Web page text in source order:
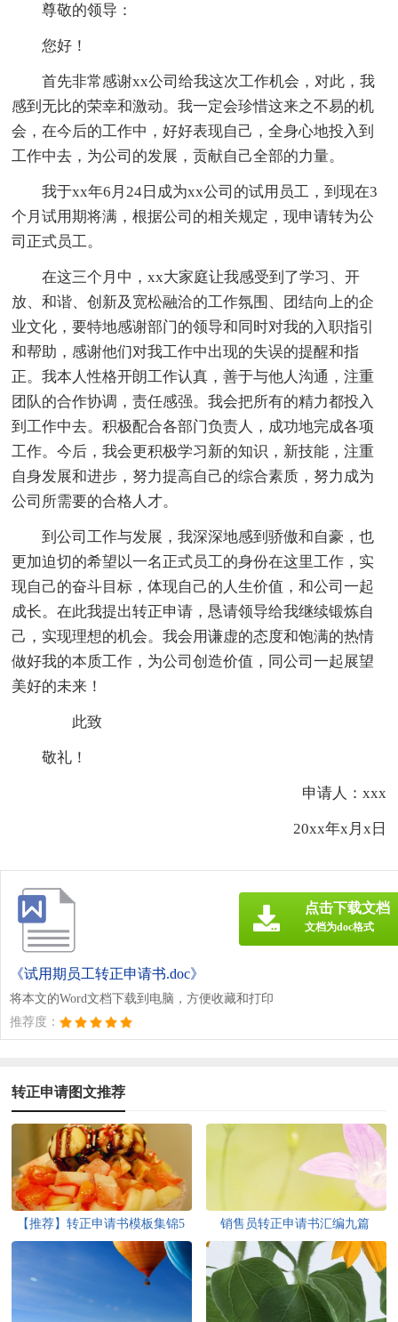
尊敬的领导：
您好！
首先非常感谢xx公司给我这次工作机会，对此，我
感到无比的荣幸和激动。我一定会珍惜这来之不易的机
会，在今后的工作中，好好表现自己，全身心地投入到
工作中去，为公司的发展，贡献自己全部的力量。
我于xx年6月24日成为xx公司的试用员工，到现在3
个月试用期将满，根据公司的相关规定，现申请转为公
司正式员工。
在这三个月中，xx大家庭让我感受到了学习、开
放、和谐、创新及宽松融洽的工作氛围、团结向上的企
业文化，要特地感谢部门的领导和同时对我的入职指引
和帮助，感谢他们对我工作中出现的失误的提醒和指
正。我本人性格开朗工作认真，善于与他人沟通，注重
团队的合作协调，责任感强。我会把所有的精力都投入
到工作中去。积极配合各部门负责人，成功地完成各项
工作。今后，我会更积极学习新的知识，新技能，注重
自身发展和进步，努力提高自己的综合素质，努力成为
公司所需要的合格人才。
到公司工作与发展，我深深地感到骄傲和自豪，也
更加迫切的希望以一名正式员工的身份在这里工作，实
现自己的奋斗目标，体现自己的人生价值，和公司一起
成长。在此我提出转正申请，恳请领导给我继续锻炼自
己，实现理想的机会。我会用谦虚的态度和饱满的热情
做好我的本质工作，为公司创造价值，同公司一起展望
美好的未来！
此致
敬礼！
申请人：xxx
20xx年x月x日
《试用期员工转正申请书.doc》
将本文的Word文档下载到电脑，方便收藏和打印
推荐度：
点击下载文档
文档为doc格式
转正申请图文推荐
【推荐】转正申请书模板集锦5
销售员转正申请书汇编九篇